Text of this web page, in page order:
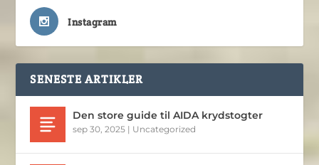
Instagram
SENESTE ARTIKLER
Den store guide til AIDA krydstogter
sep 30, 2025 | Uncategorized